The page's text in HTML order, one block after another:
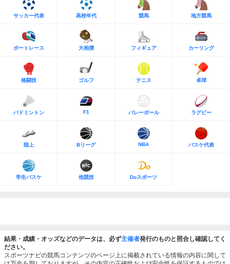
サッカー代表 高校年代 競馬 地方競馬
ボートレース 大相撲 フィギュア カーリング
格闘技 ゴルフ テニス 卓球
バドミントン F1 バレーボール ラグビー
陸上 Bリーグ NBA バスケ代表
学生バスケ 他競技 Doスポーツ
結果・成績・オッズなどのデータは、必ず主催者発行のものと照合し確認してく
ださい。
スポーツナビの競馬コンテンツのページ上に掲載されている情報の内容に関して